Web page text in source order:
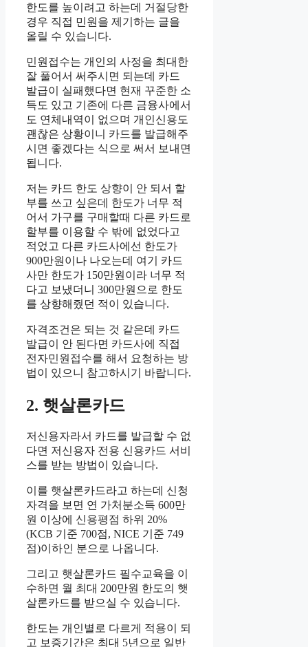
한도를 높이려고 하는데 거절당한
경우 직접 민원을 제기하는 글을
올릴 수 있습니다.
민원접수는 개인의 사정을 최대한
잘 풀어서 써주시면 되는데 카드
발급이 실패했다면 현재 꾸준한 소
득도 있고 기존에 다른 금융사에서
도 연체내역이 없으며 개인신용도
괜찮은 상황이니 카드를 발급해주
시면 좋겠다는 식으로 써서 보내면
됩니다.
저는 카드 한도 상향이 안 되서 할
부를 쓰고 싶은데 한도가 너무 적
어서 가구를 구매할때 다른 카드로
할부를 이용할 수 밖에 없었다고
적었고 다른 카드사에선 한도가
900만원이나 나오는데 여기 카드
사만 한도가 150만원이라 너무 적
다고 보냈더니 300만원으로 한도
를 상향해줬던 적이 있습니다.
자격조건은 되는 것 같은데 카드
발급이 안 된다면 카드사에 직접
전자민원접수를 해서 요청하는 방
법이 있으니 참고하시기 바랍니다.
2. 햇살론카드
저신용자라서 카드를 발급할 수 없
다면 저신용자 전용 신용카드 서비
스를 받는 방법이 있습니다.
이를 햇살론카드라고 하는데 신청
자격을 보면 연 가처분소득 600만
원 이상에 신용평점 하위 20%
(KCB 기준 700점, NICE 기준 749
점)이하인 분으로 나옵니다.
그리고 햇살론카드 필수교육을 이
수하면 월 최대 200만원 한도의 햇
살론카드를 받으실 수 있습니다.
한도는 개인별로 다르게 적용이 되
고 보증기간은 최대 5년으로 일반